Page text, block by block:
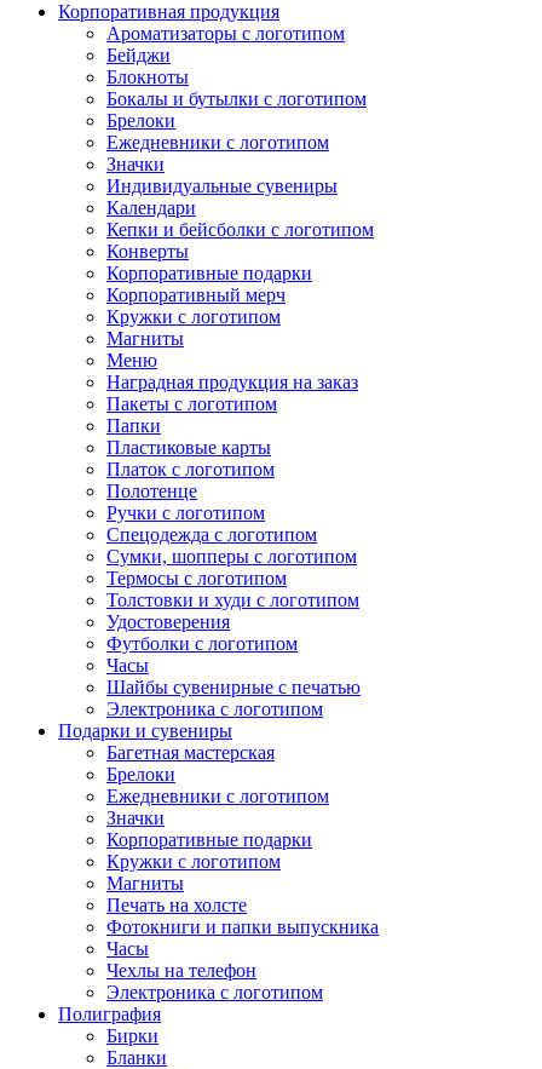
Корпоративная продукция
Ароматизаторы с логотипом
Бейджи
Блокноты
Бокалы и бутылки с логотипом
Брелоки
Ежедневники с логотипом
Значки
Индивидуальные сувениры
Календари
Кепки и бейсболки с логотипом
Конверты
Корпоративные подарки
Корпоративный мерч
Кружки с логотипом
Магниты
Меню
Наградная продукция на заказ
Пакеты с логотипом
Папки
Пластиковые карты
Платок с логотипом
Полотенце
Ручки с логотипом
Спецодежда с логотипом
Сумки, шопперы с логотипом
Термосы с логотипом
Толстовки и худи с логотипом
Удостоверения
Футболки с логотипом
Часы
Шайбы сувенирные с печатью
Электроника с логотипом
Подарки и сувениры
Багетная мастерская
Брелоки
Ежедневники с логотипом
Значки
Корпоративные подарки
Кружки с логотипом
Магниты
Печать на холсте
Фотокниги и папки выпускника
Часы
Чехлы на телефон
Электроника с логотипом
Полиграфия
Бирки
Бланки